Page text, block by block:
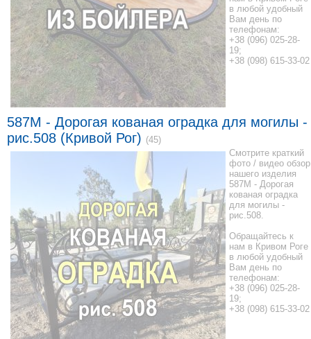
в любой удобный
Вам день по
телефонам:
+38 (096) 025-28-
19;
+38 (098) 615-33-02
587M - Дорогая кованая оградка для могилы -
рис.508 (Кривой Рог) (45)
Смотрите краткий
фото / видео обзор
нашего изделия
587M - Дорогая
кованая оградка
для могилы -
рис.508.
Обращайтесь к
нам в Кривом Роге
в любой удобный
Вам день по
телефонам:
+38 (096) 025-28-
19;
+38 (098) 615-33-02